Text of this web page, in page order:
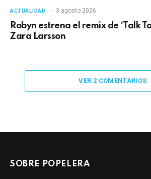
ACTUALIDAD 3 agosto 2026
Robyn estrena el remix de ‘Talk
Zara Larsson
VER 2 COMENTARIOS
SOBRE POPELERA